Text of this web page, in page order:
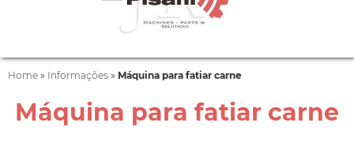
Home » Informações » Máquina para fatiar carne
Máquina para fatiar carne